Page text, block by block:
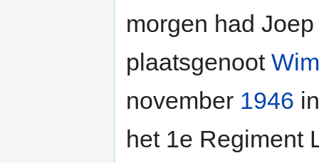
morgen had
plaatsgenoot
november 1946
het 1e Regiment